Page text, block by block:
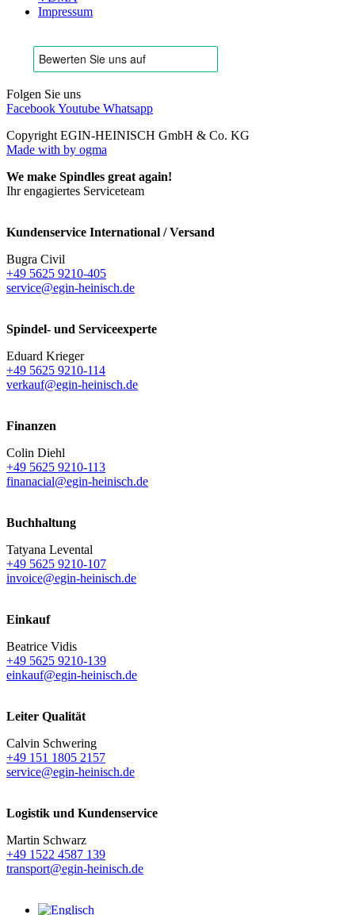
Impressum
Folgen Sie uns
FacebookYoutube Whatsapp
Copyright EGIN-HEINISCH GmbH & Co. KG
Made with by ogma
We make Spindles great again!
Ihr engagiertes Serviceteam
Kundenservice International / Versand
Bugra Civil
+49 5625 9210-405
service@egin-heinisch.de
Spindel- und Serviceexperte
Eduard Krieger
+49 5625 9210-114
verkauf@egin-heinisch.de
Finanzen
Colin Diehl
+49 5625 9210-113
finanacial@egin-heinisch.de
Buchhaltung
Tatyana Levental
+49 5625 9210-107
invoice@egin-heinisch.de
Einkauf
Beatrice Vidis
+49 5625 9210-139
einkauf@egin-heinisch.de
Leiter Qualität
Calvin Schwering
+49 151 1805 2157
service@egin-heinisch.de
Logistik und Kundenservice
Martin Schwarz
+49 1522 4587 139
transport@egin-heinisch.de